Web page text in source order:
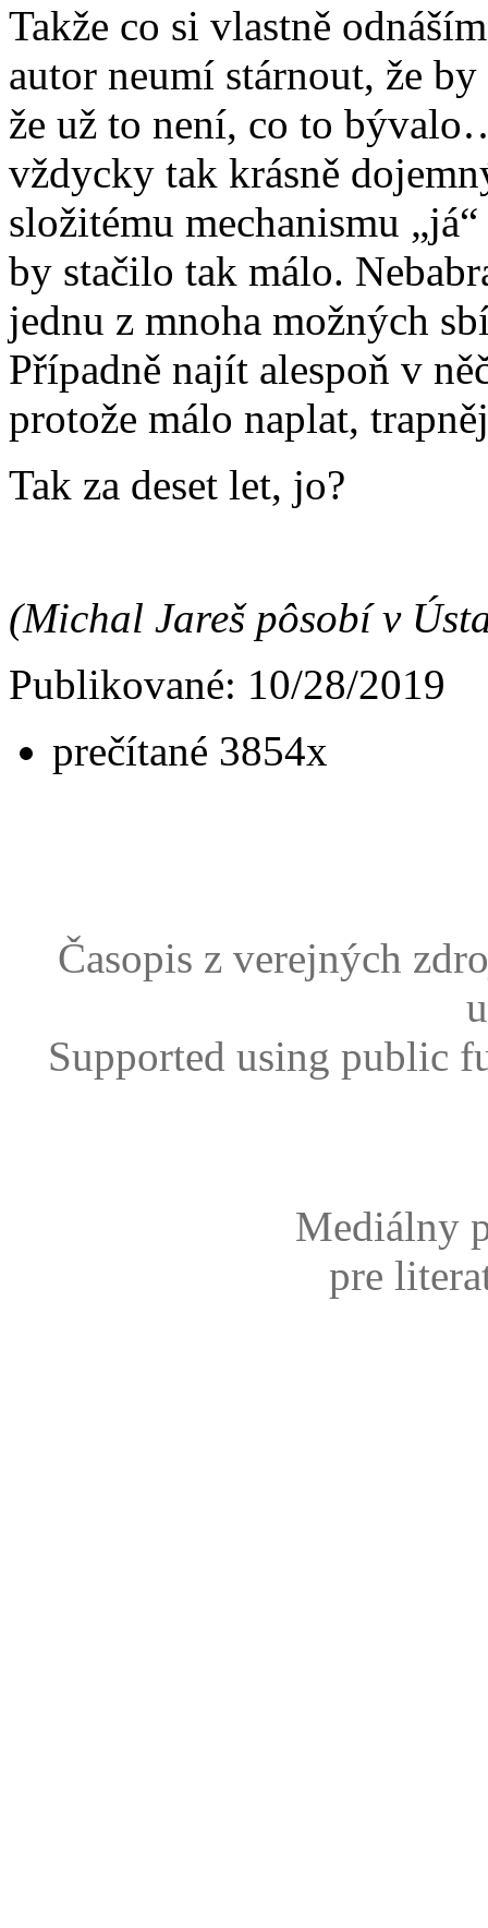
Takže co si vlastně
autor neumí stárnout, že
že už to není, co to
vždycky tak krásně
složitému mechanismu
by stačilo tak málo.
jednu z mnoha možných
Případně najít alespoň v
protože málo naplat,
Tak za deset let, jo?
(Michal Jareš pôsobí v
Publikované: 10/28/2019
prečítané 3854x
Časopis z verejných
Supported using public
Mediálny
pre